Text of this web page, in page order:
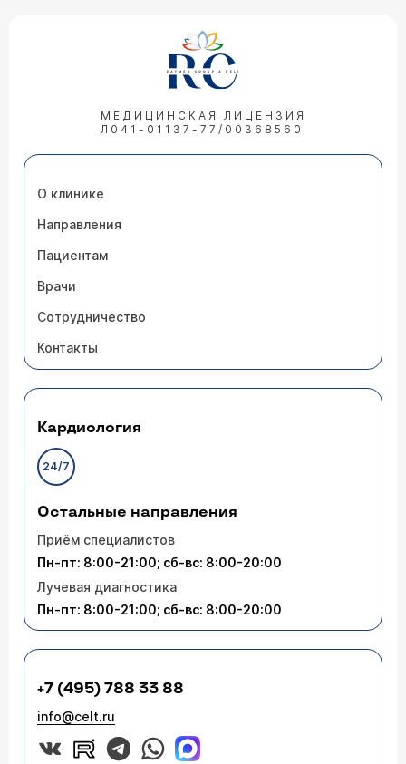
МЕДИЦИНСКАЯ ЛИЦЕНЗИЯ
Л041-01137-77/00368560
О клинике
Направления
Пациентам
Врачи
Сотрудничество
Контакты
Кардиология
24/7
Остальные направления
Приём специалистов
Пн-пт: 8:00-21:00; сб-вс: 8:00-20:00
Лучевая диагностика
Пн-пт: 8:00-21:00; сб-вс: 8:00-20:00
+7 (495) 788 33 88
info@celt.ru